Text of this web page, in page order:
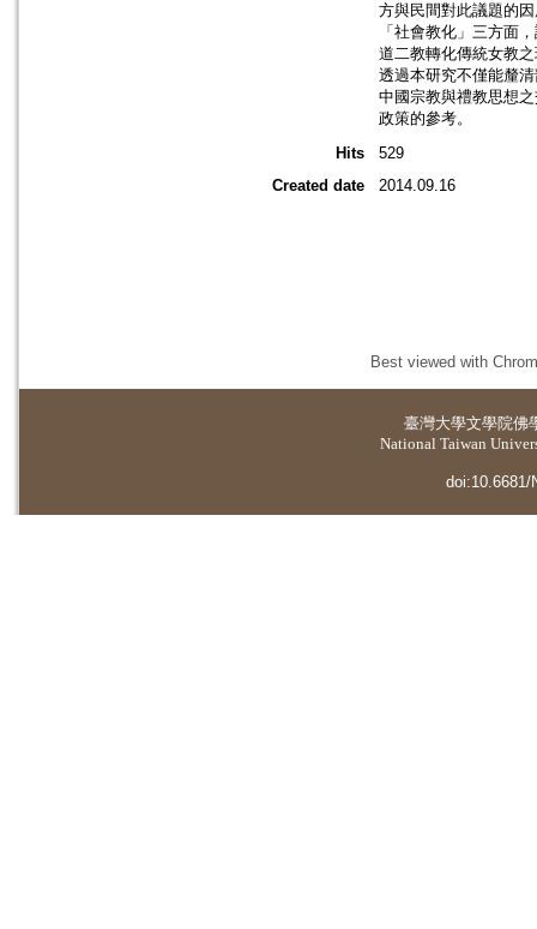
方與民間對此議題的
「社會教化」三方面
道二教轉化傳統女教
透過本研究不僅能釐
中國宗教與禮教思想
政策的參考。
Hits
529
Created date
2014.09.16
Best viewed with
臺灣大學文學院佛
National Taiwan
doi:10.6681/